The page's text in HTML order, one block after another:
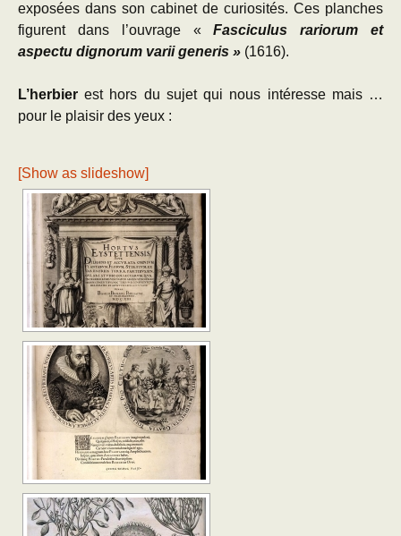
exposées dans son cabinet de curiosités. Ces planches
figurent dans l’ouvrage «Fasciculus rariorum et
aspectu dignorum varii generis » (1616).
L’herbierest hors du sujet qui nous intéresse mais …
pour le plaisir des yeux :
[Show as slideshow]